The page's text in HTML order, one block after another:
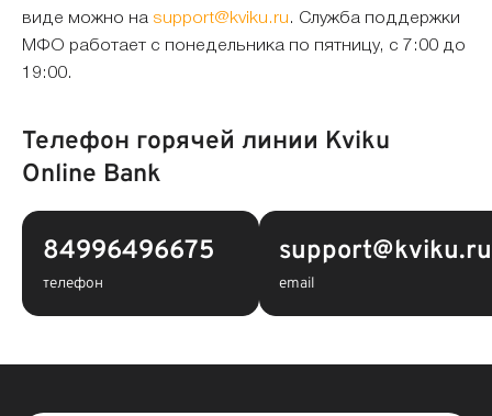
виде можно на support@kviku.ru . Служба поддержки
МФО работает с понедельника по пятницу, с 7:00 до
19:00.
Телефон горячей линии Kviku
Online Bank
84996496675
телефон
support@kviku.ru
email